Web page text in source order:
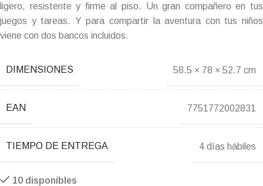
ligero, resistente y firme al piso. Un gran compañero en tus
juegos y tareas. Y para compartir la aventura con tus niños
viene con dos bancos incluidos.
DIMENSIONES 58.5 × 78 × 52.7 cm
EAN 7751772002831
TIEMPO DE ENTREGA 4 días hábiles
10 disponibles